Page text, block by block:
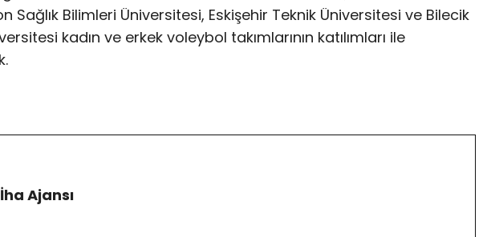
Sağlık Bilimleri Üniversitesi, Eskişehir Teknik Üniversitesi ve Bilecik
kadın ve erkek voleybol takımlarının katılımları ile
İha Ajansı